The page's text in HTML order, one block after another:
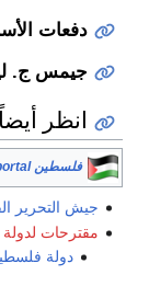
دفعات
جيمس ج.
انظر
فلسطين portal
جيش التحرير
مقترحات
دولة